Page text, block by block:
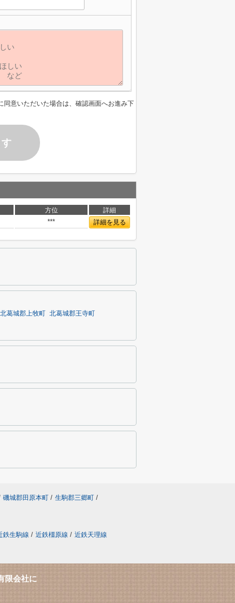
同意いただいた場合は、確認画面へお進み下
方位
詳細
*** 詳細を見る
北葛城郡上牧町
北葛城郡王寺町
磯城郡田原本町 / 生駒郡三郷町 /
鉄生駒線 / 近鉄橿原線 / 近鉄天理線
限会社に